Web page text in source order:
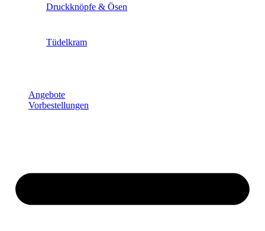
Druckknöpfe & Ösen
Tüdelkram
Angebote
Vorbestellungen